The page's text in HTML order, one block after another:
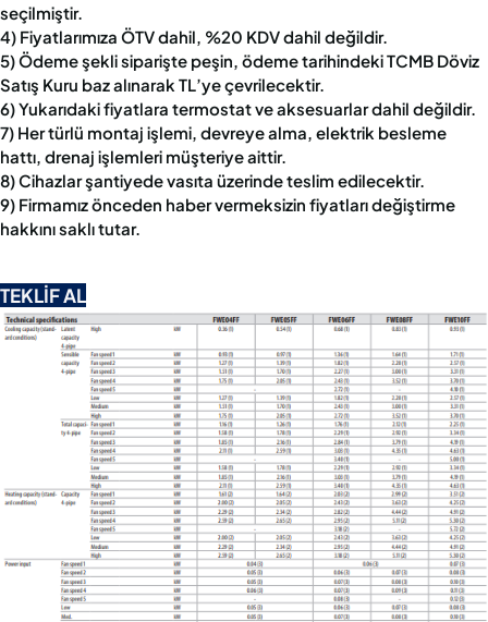
seçilmiştir.
4) Fiyatlarımıza ÖTV dahil, %20 KDV dahil değildir.
5) Ödeme şekli siparişte peşin, ödeme tarihindeki TCMB Döviz
Satış Kuru baz alınarak TL’ye çevrilecektir.
6) Yukarıdaki fiyatlara termostat ve aksesuarlar dahil değildir.
7) Her türlü montaj işlemi, devreye alma, elektrik besleme
hattı, drenaj işlemleri müşteriye aittir.
8) Cihazlar şantiyede vasıta üzerinde teslim edilecektir.
9) Firmamız önceden haber vermeksizin fiyatları değiştirme
hakkını saklı tutar.
TEKLİF AL